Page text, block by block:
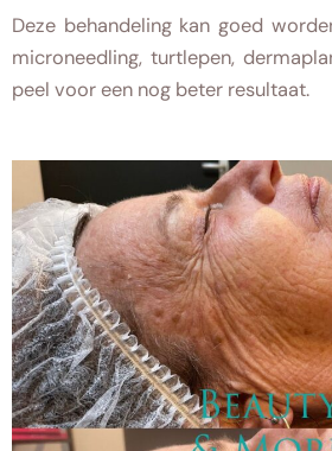
Deze behandeling kan goed
microneedling, turtlepen,
peel voor een nog beter resultaat.